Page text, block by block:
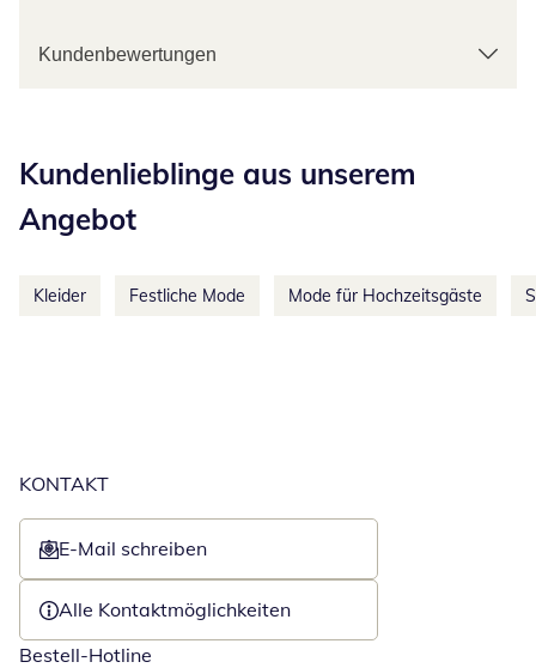
Kundenbewertungen
Kundenlieblinge aus unserem
Angebot
Kleider Festliche Mode Mode für Hochzeitsgäste
KONTAKT
E-Mail schreiben
Öffnet E-Mail-Client
Alle Kontaktmöglichkeiten
Bestell-Hotline